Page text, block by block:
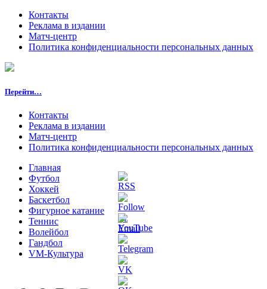
Контакты
Реклама в издании
Матч-центр
Политика конфиденциальности персональных данных
Перейти…
Контакты
Реклама в издании
Матч-центр
Политика конфиденциальности персональных данных
Главная
Футбол
Хоккей
Баскетбол
Фигурное катание
Теннис
Волейбол
Гандбол
VM-Культура